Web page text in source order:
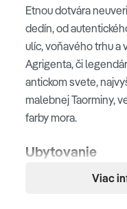
4. deň
ENNA - PIAZZA
Presunieme sa do
a je pokladané za
Etnou dotvára
dedín, od
ulíc, voňavého trhu a
Agrigenta, či
antickom svete,
malebnej Taorminy,
farby mora.
Ubytovanie
Viac